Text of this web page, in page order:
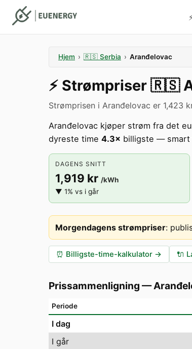
Hjem › 🇷🇸 Serbia › Aranđelovac
⚡️ Strømpriser 🇷🇸
Strømprisen i Aranđelovac er 1,423
Aranđelovac kjøper strøm fra det
dyreste time 4.3× billigste — smart
DAGENS SNITT
1,919 kr /kWh
▼ 1% vs i går
Morgendagens strømpriser:
⏰ Billigste-time-kalkulator → 🔌
Prissammenligning —
Periode
I dag
I går